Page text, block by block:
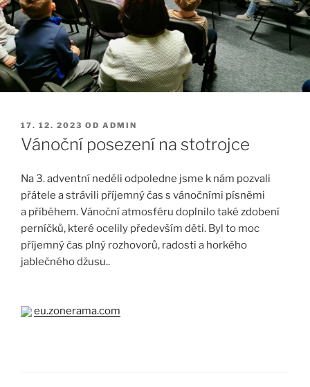
PUBLIKOVÁNO
17. 12. 2023 OD ADMIN
Vánoční posezení na stotrojce
Na 3. adventní neděli odpoledne jsme k nám pozvali
přátele a strávili příjemný čas s vánočními písněmi
a příběhem. Vánoční atmosféru doplnilo také zdobení
perníčků, které ocelily především děti. Byl to moc
příjemný čas plný rozhovorů, radosti a horkého
jablečného džusu..
eu.zonerama.com